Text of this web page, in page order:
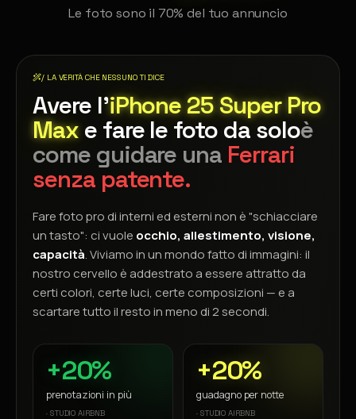
Le foto sono il 70% del tuo annuncio
/ LA VERITÀ CHE NESSUNO TI DICE
Avere l'iPhone 25 Super Pro
Maxe fare le foto da soloè
come guidare una Ferrari
senza patente.
Fare foto pro di interni ed esterni non è "schiacciare
un tasto": ci vuole occhio, allestimento, visione,
capacità. Viviamo in un mondo fatto di immagini: il
nostro cervello è addestrato a essere attratto da
certi colori, certe luci, certe composizioni — e a
scartare tutto il resto in meno di 2 secondi.
+20%
prenotazioni in più
· STUDIO AIRBNB
+20%
guadagno per notte
· STUDIO AIRBNB